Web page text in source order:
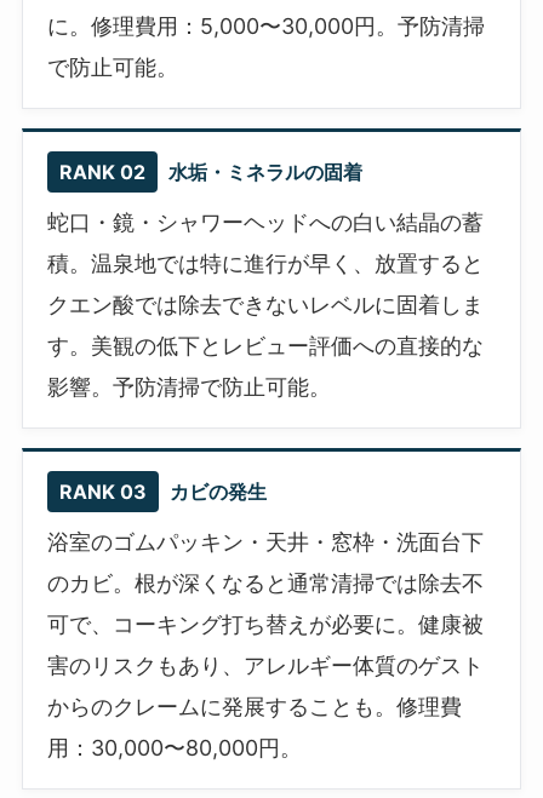
に。修理費用：5,000〜30,000円。予防清掃
で防止可能。
RANK 02 水垢・ミネラルの固着
蛇口・鏡・シャワーヘッドへの白い結晶の蓄
積。温泉地では特に進行が早く、放置すると
クエン酸では除去できないレベルに固着しま
す。美観の低下とレビュー評価への直接的な
影響。予防清掃で防止可能。
RANK 03 カビの発生
浴室のゴムパッキン・天井・窓枠・洗面台下
のカビ。根が深くなると通常清掃では除去不
可で、コーキング打ち替えが必要に。健康被
害のリスクもあり、アレルギー体質のゲスト
からのクレームに発展することも。修理費
用：30,000〜80,000円。